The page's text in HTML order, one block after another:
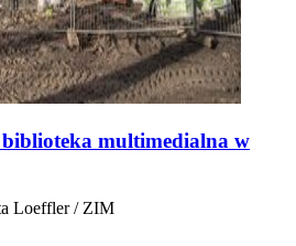
multimedialna w
Loeffler / ZIM